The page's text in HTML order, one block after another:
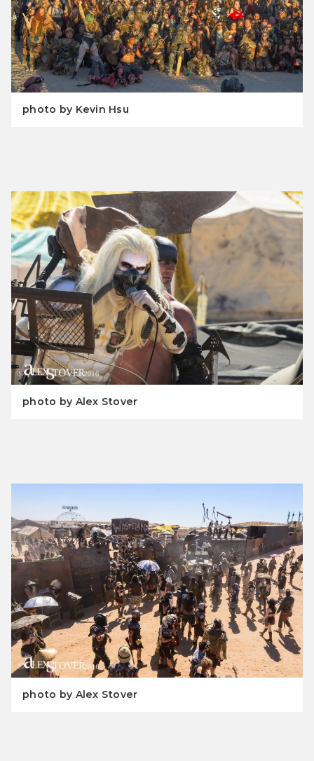
photo by Kevin Hsu
photo by Alex Stover
photo by Alex Stover